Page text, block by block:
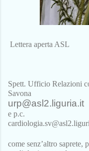
Lettera aperta ASL
Spett. Ufficio Relazioni
Savona
urp@asl2.liguria.it
e p.c.
come senz’altro saprete,